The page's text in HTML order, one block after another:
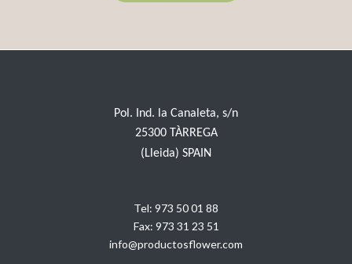
Pol. Ind. la Canaleta, s/n
25300 TÀRREGA
(Lleida) SPAIN
Tel: 973 50 01 88
Fax: 973 31 23 51
info@productosflower.com